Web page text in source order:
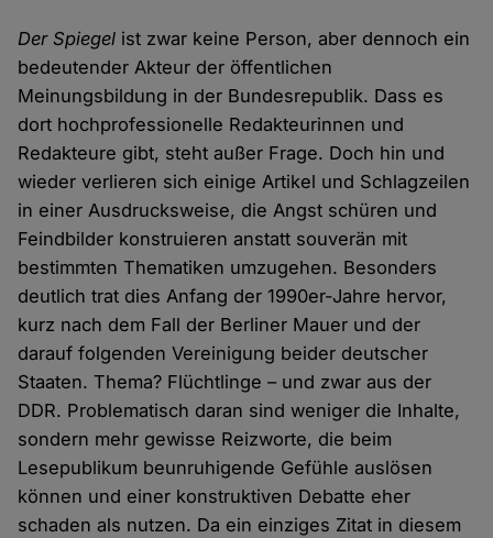
Der Spiegel ist zwar keine Person, aber dennoch ein
bedeutender Akteur der öffentlichen
Meinungsbildung in der Bundesrepublik. Dass es
dort hochprofessionelle Redakteurinnen und
Redakteure gibt, steht außer Frage. Doch hin und
wieder verlieren sich einige Artikel und Schlagzeilen
in einer Ausdrucksweise, die Angst schüren und
Feindbilder konstruieren anstatt souverän mit
bestimmten Thematiken umzugehen. Besonders
deutlich trat dies Anfang der 1990er-Jahre hervor,
kurz nach dem Fall der Berliner Mauer und der
darauf folgenden Vereinigung beider deutscher
Staaten. Thema? Flüchtlinge – und zwar aus der
DDR. Problematisch daran sind weniger die Inhalte,
sondern mehr gewisse Reizworte, die beim
Lesepublikum beunruhigende Gefühle auslösen
können und einer konstruktiven Debatte eher
schaden als nutzen. Da ein einziges Zitat in diesem